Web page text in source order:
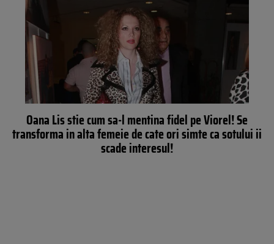
Oana Lis stie cum sa-l mentina fidel pe Viorel! Se
transforma in alta femeie de cate ori simte ca sotului ii
scade interesul!